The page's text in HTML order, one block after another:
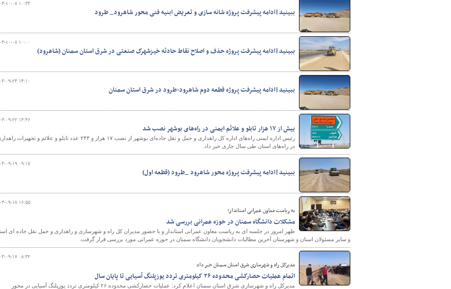
شهرسازی
۱۴۰۳-۱۰-۰۸
ببینید|ادامه پیشرفت پروژه شانه سازی و تعریض ابنیه فنی محور شاهرود_ طرود
۱۴۰۳-۱۰-۰۸
ببینید|ادامه پیشرفت پروژه حذف و اصلاح نقاط حادثه خیزشهرک صنعتی در شرق استان سمنان (شاهرود)
۱۴۰۳-۰۹-۲۴
ببینید|ادامه پیشرفت پروژه قطعه دوم شاهرود-طرود در شرق استان سمنان
۱۴۰۳-۰۹-۲۲
بیش از ۱۷ هزار تابلو و علائم ایمنی در راه‌های بوشهر نصب شد
رئیس اداره ایمنی راه‌های اداره کل راهداری و حمل و نقل جاده‌ای بوشهر از نصب ۱۷ هزار و ۲۴۴ عدد تابلو و علائم و تجهیزات
در راه‌های استان طی سال جاری خبر داد.
۱۴۰۳-۰۹-۱۹
ببینید|ادامه پیشرفت پروژه محور شاهرود _طرود (قطعه اول)
۱۴۰۳-۰۹-۱۸
به ریاست معاون عمرانی استاندار؛
مشکلات دانشگاه سمنان در حوزه عمرانی بررسی شد
ظهر امروز در جلسه ای به ریاست معاون عمرانی استاندار و با حضور مدیران کل راه و شهرسازی و راهداری و حمل نقل جاده ای
و سایر مسئولان استان و شهرستان آخرین مطالبات دانشجویان دانشگاه سمنان در حوزه عمرانی مورد بررسی قرار گرفت.
۱۴۰۳-۰۹-۱۷
مدیرکل راه و شهرسازی شرق استان سمنان خبر داد
اتمام عملیات حصارکشی محدوده ۲۶ کیلومتری تردد یوزپلنگ آسیایی تا پایان سال
مدیرکل راه و شهرسازی شرق استان سمنان اعلام کرد: عملیات حصارکشی محدوده ۲۶ کیلومتری تردد یوزپلنگ آسیایی در محور